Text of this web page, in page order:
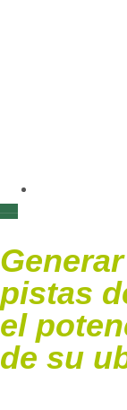
pistas
el
de su